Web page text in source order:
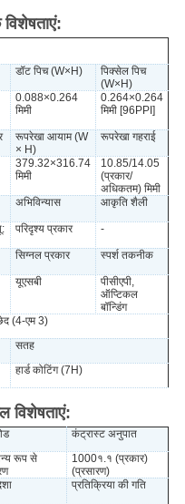
डॉट पिच (W×H)
पिक्सेल पिच
(W×H)
0.088×0.264
मिमी
0.264×0.264
मिमी [96PPI]
रूपरेखा आयाम (W
× H)
रूपरेखा गहराई
379.32×316.74
मिमी
10.85/14.05
(प्रकार/
अधिकतम) मिमी
अभिविन्यास आकृति शैली
परिदृश्य प्रकार -
सिग्नल प्रकार स्पर्श तकनीक
यूएसबी
पीसीएपी,
ऑप्टिकल
बॉन्डिंग
(4-एम 3)
सतह
हार्ड कोटिंग (7H)
विशेषताएं:
कंट्रास्ट अनुपात
रूप से
1000१.१ (प्रकार)
(प्रसारण)
प्रतिक्रिया की गति